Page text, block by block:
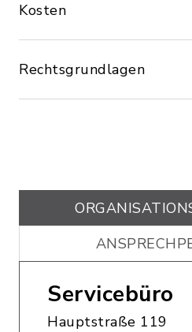
Kosten
Rechtsgrundlagen
Servicebüro
Hauptstraße 119